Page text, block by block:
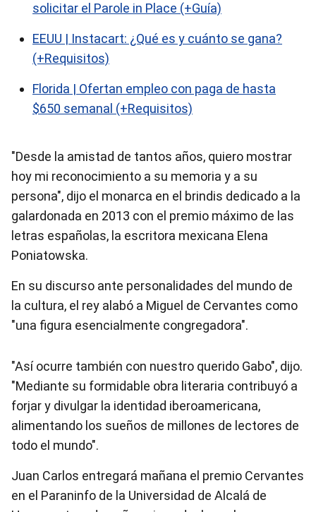
solicitar el Parole in Place (+Guía)
EEUU | Instacart: ¿Qué es y cuánto se gana?
(+Requisitos)
Florida | Ofertan empleo con paga de hasta
$650 semanal (+Requisitos)
"Desde la amistad de tantos años, quiero mostrar
hoy mi reconocimiento a su memoria y a su
persona", dijo el monarca en el brindis dedicado a la
galardonada en 2013 con el premio máximo de las
letras españolas, la escritora mexicana Elena
Poniatowska.
En su discurso ante personalidades del mundo de
la cultura, el rey alabó a Miguel de Cervantes como
"una figura esencialmente congregadora".
"Así ocurre también con nuestro querido Gabo", dijo.
"Mediante su formidable obra literaria contribuyó a
forjar y divulgar la identidad iberoamericana,
alimentando los sueños de millones de lectores de
todo el mundo".
Juan Carlos entregará mañana el premio Cervantes
en el Paraninfo de la Universidad de Alcalá de